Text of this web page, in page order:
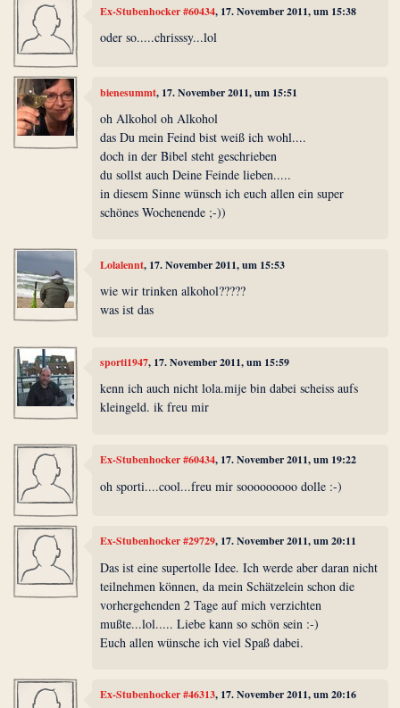
Ex-Stubenhocker #60434, 17. November 2011, um 15:38
oder so.....chrisssy...lol
bienesummt, 17. November 2011, um 15:51
oh Alkohol oh Alkohol
das Du mein Feind bist weiß ich wohl....
doch in der Bibel steht geschrieben
du sollst auch Deine Feinde lieben.....
in diesem Sinne wünsch ich euch allen ein super
schönes Wochenende ;-))
Lolalennt, 17. November 2011, um 15:53
wie wir trinken alkohol?????
was ist das
sporti1947, 17. November 2011, um 15:59
kenn ich auch nicht lola.mije bin dabei scheiss aufs
kleingeld. ik freu mir
Ex-Stubenhocker #60434, 17. November 2011, um 19:22
oh sporti....cool...freu mir sooooooooo dolle :-)
Ex-Stubenhocker #29729, 17. November 2011, um 20:11
Das ist eine supertolle Idee. Ich werde aber daran nicht
teilnehmen können, da mein Schätzelein schon die
vorhergehenden 2 Tage auf mich verzichten
mußte...lol..... Liebe kann so schön sein :-)
Euch allen wünsche ich viel Spaß dabei.
Ex-Stubenhocker #46313, 17. November 2011, um 20:16